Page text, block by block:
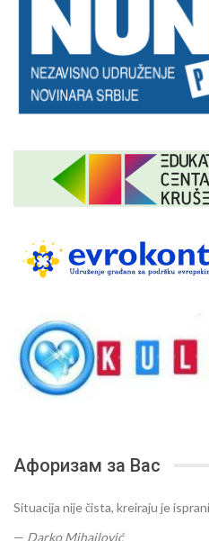
Афоризам за Вас
Situacija nije čista, kreiraju je
— Darko Mihajlović